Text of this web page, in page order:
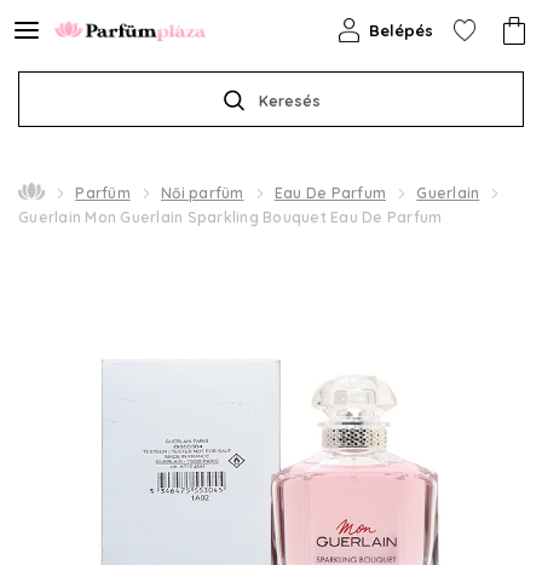
Keresés
Belépés
Parfüm Női parfüm Eau De Parfum
Guerlain
Guerlain Mon Guerlain Sparkling Bouquet Eau De Parfum